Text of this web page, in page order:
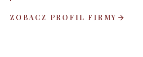
ZOBACZ PROFIL FIRMY